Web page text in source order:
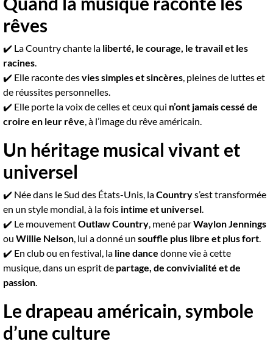
rêves
✔️ La Country chante la liberté, le courage, le travail et les
racines.
✔️ Elle raconte desvies simples et sincères, pleines de luttes et
de réussites personnelles.
✔️ Elle porte la voix de celles et ceux qui n’ont jamais cessé de
croire en leur rêve, à l’image du rêve américain.
Un héritage musical vivant et
universel
✔️ Née dans le Sud des États-Unis, laCountrys’est transformée
en un style mondial, à la fois intime et universel.
✔️ Le mouvementOutlaw Country, mené parWaylon Jennings
ou Willie Nelson, lui a donné un souffle plus libre et plus fort.
✔️ En club ou en festival, la line dance donne vie à cette
musique, dans un esprit de partage, de convivialité et de
passion.
Le drapeau américain, symbole
d’une culture